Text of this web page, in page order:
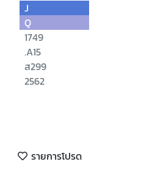
J
Q
1749
.A15
ส299
2562
รายการโปรด